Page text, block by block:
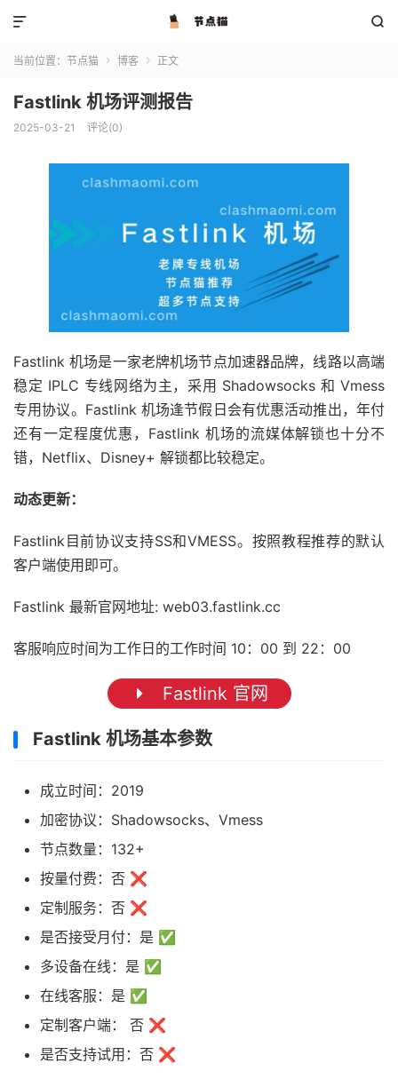


当前位置： 节点猫  博客  正文
Fastlink 机场评测报告
2025-03-21 评论(0)
Fastlink 机场是一家老牌机场节点加速器品牌，线路以高端
稳定 IPLC 专线网络为主，采用 Shadowsocks 和 Vmess
专用协议。Fastlink 机场逢节假日会有优惠活动推出，年付
还有一定程度优惠，Fastlink 机场的流媒体解锁也十分不
错，Netflix、Disney+ 解锁都比较稳定。
动态更新：
Fastlink目前协议支持SS和VMESS。按照教程推荐的默认
客户端使用即可。
Fastlink 最新官网地址: web03.fastlink.cc
客服响应时间为工作日的工作时间 10：00 到 22：00
Fastlink 官网
Fastlink 机场基本参数
成立时间：2019
加密协议：Shadowsocks、Vmess
节点数量：132+
按量付费：否 ❌
定制服务：否 ❌
是否接受月付：是 ✅
多设备在线：是 ✅
在线客服：是 ✅
定制客户端： 否 ❌
是否支持试用：否 ❌